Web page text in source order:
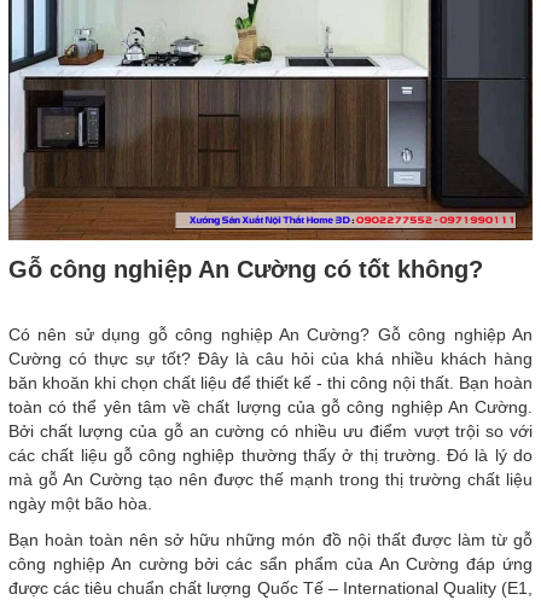
Gỗ công nghiệp An Cường có tốt không?
Có nên sử dụng gỗ công nghiệp An Cường? Gỗ công nghiệp An
Cường có thực sự tốt? Đây là câu hỏi của khá nhiều khách hàng
băn khoăn khi chọn chất liệu để thiết kế - thi công nội thất. Bạn hoàn
toàn có thể yên tâm về chất lượng của gỗ công nghiệp An Cường.
Bởi chất lượng của gỗ an cường có nhiều ưu điểm vượt trội so với
các chất liệu gỗ công nghiệp thường thấy ở thị trường. Đó là lý do
mà gỗ An Cường tạo nên được thế mạnh trong thị trường chất liệu
ngày một bão hòa.
Bạn hoàn toàn nên sở hữu những món đồ nội thất được làm từ gỗ
công nghiệp An cường bởi các sẩn phẩm của An Cường đáp ứng
được các tiêu chuẩn chất lượng Quốc Tế – International Quality (E1,